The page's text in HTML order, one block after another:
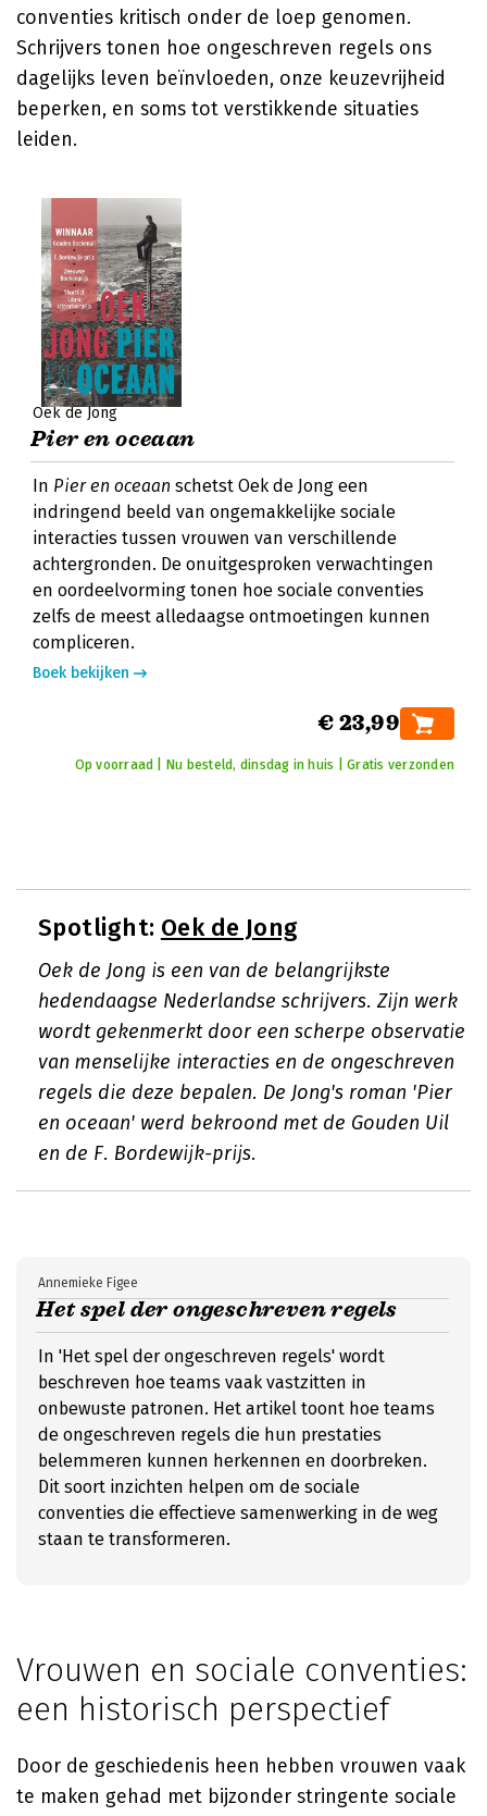
conventies kritisch onder de loep genomen.
Schrijvers tonen hoe ongeschreven regels ons
dagelijks leven beïnvloeden, onze keuzevrijheid
beperken, en soms tot verstikkende situaties
leiden.
Oek de Jong
Pier en oceaan
In Pier en oceaan schetst Oek de Jong een
indringend beeld van ongemakkelijke sociale
interacties tussen vrouwen van verschillende
achtergronden. De onuitgesproken verwachtingen
en oordeelvorming tonen hoe sociale conventies
zelfs de meest alledaagse ontmoetingen kunnen
compliceren.
Boek bekijken
€ 23,99
Op voorraad | Nu besteld, dinsdag in huis | Gratis verzonden
Spotlight: Oek de Jong
Oek de Jong is een van de belangrijkste
hedendaagse Nederlandse schrijvers. Zijn werk
wordt gekenmerkt door een scherpe observatie
van menselijke interacties en de ongeschreven
regels die deze bepalen. De Jong's roman 'Pier
en oceaan' werd bekroond met de Gouden Uil
en de F. Bordewijk-prijs.
Het spel der ongeschreven regels
Annemieke Figee
In 'Het spel der ongeschreven regels' wordt
beschreven hoe teams vaak vastzitten in
onbewuste patronen. Het artikel toont hoe teams
de ongeschreven regels die hun prestaties
belemmeren kunnen herkennen en doorbreken.
Dit soort inzichten helpen om de sociale
conventies die effectieve samenwerking in de weg
staan te transformeren.
Vrouwen en sociale conventies:
een historisch perspectief
Door de geschiedenis heen hebben vrouwen vaak
te maken gehad met bijzonder stringente sociale